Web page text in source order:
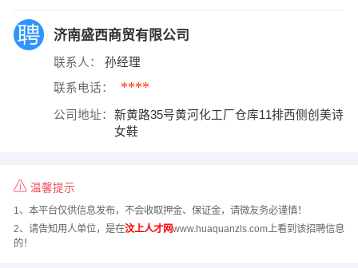
济南盛西商贸有限公司
联系人： 孙经理
联系电话： ****
公司地址：
新黄路35号黄河化工厂仓库11排西侧创美诗
女鞋
温馨提示
1、本平台仅供信息发布，不会收取押金、保证金，请微友务必谨慎！
2、请告知用人单位，是在汶上人才网www.huaquanzls.com上看到该招聘信息
的！